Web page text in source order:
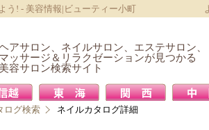
う! - 美容情報|ビューティー小町
アサロン、ネイルサロン、エステサロン、
マッサージ＆リラクゼーションが見つかる
美容サロン検索サイト
ログ検索 ネイルカタログ詳細